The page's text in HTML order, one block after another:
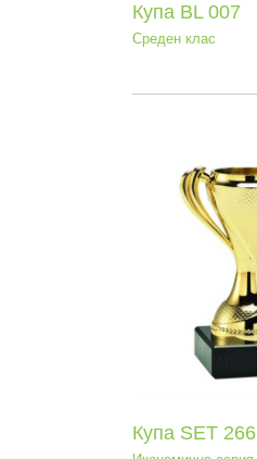
Купа BL 007
Среден клас
Купа
Купа SEТ 266